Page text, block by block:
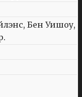
Бен Уишоу,